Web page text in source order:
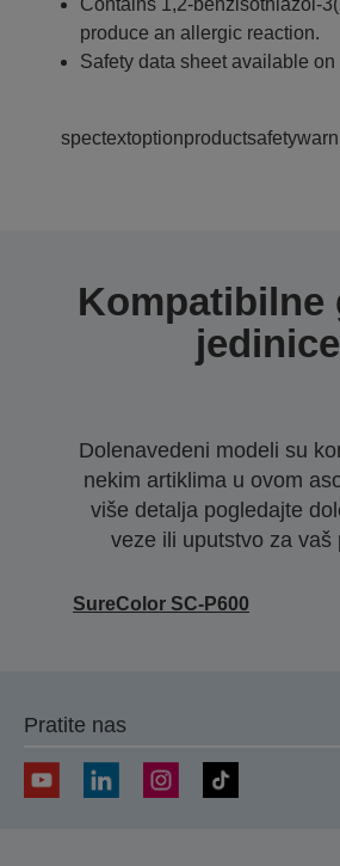
Contains 1,2-benzisothiazol-
produce an allergic reaction.
Safety data sheet available on
Kompatibilne
jedinice
Dolenavedeni modeli su
nekim artiklima u ovom
više detalja pogledajte
veze ili uputstvo za vaš
SureColor SC-P600
Pratite nas